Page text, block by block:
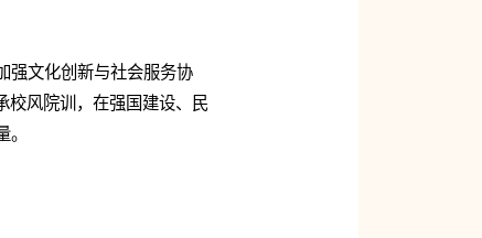
强文化创新与社会服务协
校风院训，在强国建设、民